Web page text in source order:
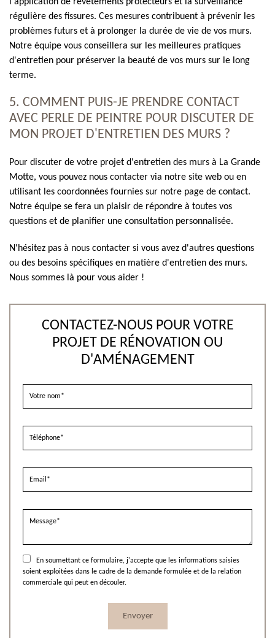
régulière des fissures. Ces mesures contribuent à prévenir les
problèmes futurs et à prolonger la durée de vie de vos murs.
Notre équipe vous conseillera sur les meilleures pratiques
d'entretien pour préserver la beauté de vos murs sur le long
terme.
5. COMMENT PUIS-JE PRENDRE CONTACT
AVEC PERLE DE PEINTRE POUR DISCUTER DE
MON PROJET D'ENTRETIEN DES MURS ?
Pour discuter de votre projet d'entretien des murs à La Grande
Motte, vous pouvez nous contacter via notre site web ou en
utilisant les coordonnées fournies sur notre page de contact.
Notre équipe se fera un plaisir de répondre à toutes vos
questions et de planifier une consultation personnalisée.
N'hésitez pas à nous contacter si vous avez d'autres questions
ou des besoins spécifiques en matière d'entretien des murs.
Nous sommes là pour vous aider !
CONTACTEZ-NOUS POUR VOTRE
PROJET DE RÉNOVATION OU
D'AMÉNAGEMENT
En soumettant ce formulaire, j'accepte que les informations saisies
soient exploitées dans le cadre de la demande formulée et de la relation
commerciale qui peut en découler.